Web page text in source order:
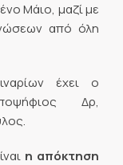
Μάιο, μαζί με
από όλη
έχει ο
Δρ,
η απόκτηση